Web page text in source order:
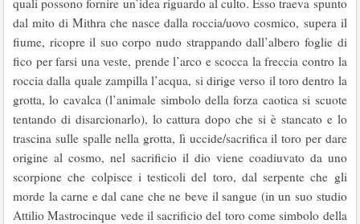
quali possono fornire un’idea riguardo al culto. Esso traeva spunto
dal mito di Mithra che nasce dalla roccia/uovo cosmico, supera il
fiume, ricopre il suo corpo nudo strappando dall’albero foglie di
fico per farsi una veste, prende l’arco e scocca la freccia contro la
roccia dalla quale zampilla l’acqua, si dirige verso il toro dentro la
grotta, lo cavalca (l’animale simbolo della forza caotica si scuote
tentando di disarcionarlo), lo cattura dopo che si è stancato e lo
trascina sulle spalle nella grotta, lì uccide/sacrifica il toro per dare
origine al cosmo, nel sacrificio il dio viene coadiuvato da uno
scorpione che colpisce i testicoli del toro, dal serpente che gli
morde la carne e dal cane che ne beve il sangue (in un suo studio
Attilio Mastrocinque vede il sacrificio del toro come simbolo della